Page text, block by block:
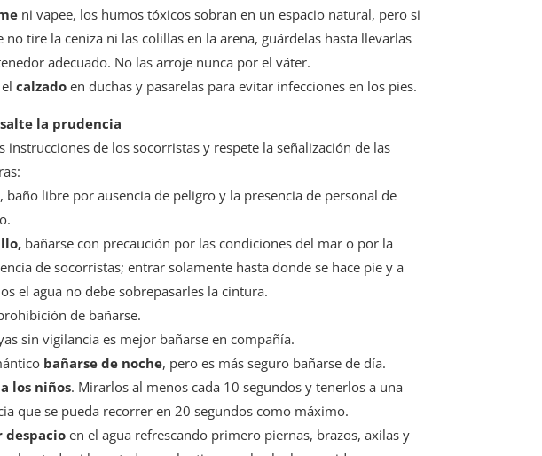
ni vapee, los humos tóxicos sobran en un espacio natural, pero si
no tire la ceniza ni las colillas en la arena, guárdelas hasta llevarlas
adecuado. No las arroje nunca por el váter.
elcalzado en duchas y pasarelas para evitar infecciones en los pies.
salte la prudencia
instrucciones de los socorristas y respete la señalización de las
, baño libre por ausencia de peligro y la presencia de personal de
bañarse con precaución por las condiciones del mar o por la
de socorristas; entrar solamente hasta donde se hace pie y a
el agua no debe sobrepasarles la cintura.
de bañarse.
sin vigilancia es mejor bañarse en compañía.
bañarse de noche, pero es más seguro bañarse de día.
los niños. Mirarlos al menos cada 10 segundos y tenerlos a una
que se pueda recorrer en 20 segundos como máximo.
despacioen el agua refrescando primero piernas, brazos, axilas y